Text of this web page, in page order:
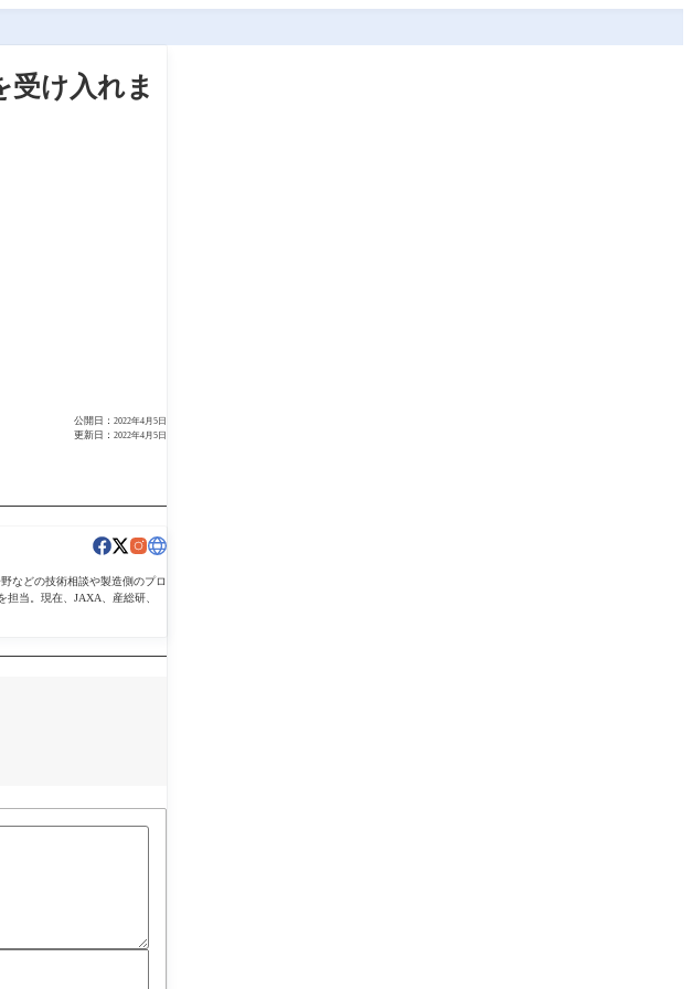
受け入れま
公開日： 2022年4月5日
更新日： 2022年4月5日
などの技術相談や製造側のプロ
当。現在、JAXA、産総研、